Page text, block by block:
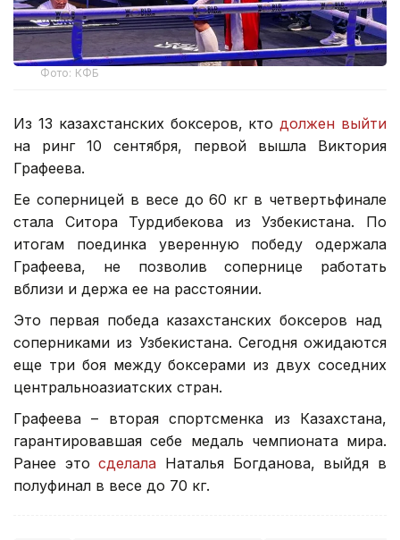
Фото: КФБ
Из 13 казахстанских боксеров, кто должен выйти
на ринг 10 сентября, первой вышла Виктория
Графеева.
Ее соперницей в весе до 60 кг в четвертьфинале
стала Ситора Турдибекова из Узбекистана. По
итогам поединка уверенную победу одержала
Графеева, не позволив сопернице работать
вблизи и держа ее на расстоянии.
Это первая победа казахстанских боксеров над
соперниками из Узбекистана. Сегодня ожидаются
еще три боя между боксерами из двух соседних
центральноазиатских стран.
Графеева – вторая спортсменка из Казахстана,
гарантировавшая себе медаль чемпионата мира.
Ранее этосделала Наталья Богданова, выйдя в
полуфинал в весе до 70 кг.